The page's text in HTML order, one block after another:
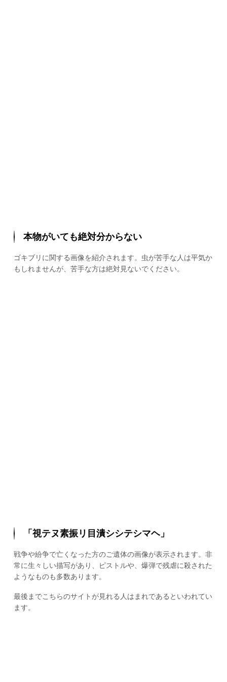
本物がいても絶対分からない
ゴキブリに関する画像を紹介されます。虫が苦手な人は平気か
もしれませんが、苦手な方は絶対見ないでください。
「視テヌ素振リ目潰シシテシマヘ」
戦争や紛争で亡くなった方のご遺体の画像が表示されます。非
常に生々しい描写があり、ピストルや、爆弾で残虐に殺された
ようなものも多数あります。
最後までこちらのサイトが見れる人はまれであるといわれてい
ます。